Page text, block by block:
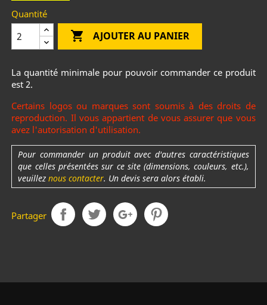
Quantité
 AJOUTER AU PANIER
La quantité minimale pour pouvoir commander ce produit
est 2.
Certains logos ou marques sont soumis à des droits de
reproduction. Il vous appartient de vous assurer que vous
avez l'autorisation d'utilisation.
Pour commander un produit avec d'autres caractéristiques
que celles présentées sur ce site (dimensions, couleurs, etc.),
veuilleznous contacter. Un devis sera alors établi.
Partager